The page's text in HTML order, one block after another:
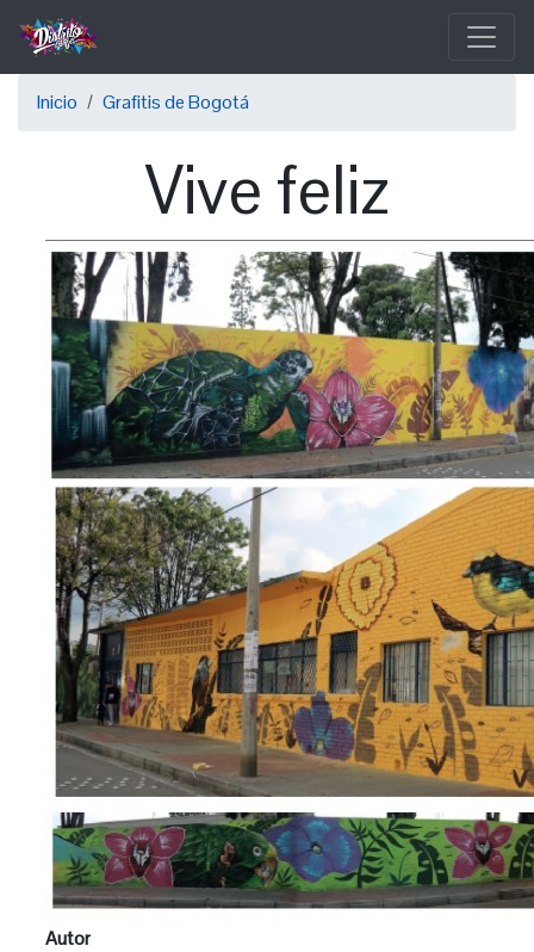
Pasar
contenido
principalSobrescribir
ayuda
navegación
Inicio Grafitis de Bogotá
Vive feliz
Autor